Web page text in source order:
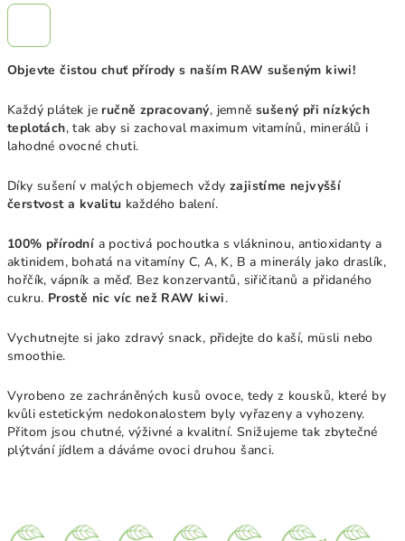
Objevte čistou chuť přírody s naším RAW sušeným kiwi!
Každý plátek je ručně zpracovaný, jemněsušený při nízkých
teplotách, tak aby si zachoval maximum vitamínů, minerálů i
lahodné ovocné chuti.
Díky sušení v malých objemech vždy zajistíme nejvyšší
čerstvost a kvalitu každého balení.
100% přírodní a poctivá pochoutka s vlákninou, antioxidanty a
aktinidem, bohatá na vitamíny C, A, K, B a minerály jako draslík,
hořčík, vápník a měď. Bez konzervantů, siřičitanů a přidaného
cukru. Prostě nic víc než RAW kiwi.
Vychutnejte si jako zdravý snack, přidejtedo kaší, müsli nebo
smoothie.
Vyrobeno ze zachráněných kusů ovoce, tedy z kousků, které by
kvůli estetickým nedokonalostem byly vyřazeny a vyhozeny.
Přitom jsou chutné, výživné a kvalitní. Snižujeme tak zbytečné
plýtvání jídlem a dáváme ovoci druhou šanci.